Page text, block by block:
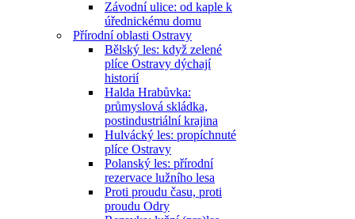
Závodní ulice: od kaple k
úřednickému domu
Přírodní oblasti Ostravy
Bělský les: když zelené
plíce Ostravy dýchají
historií
Halda Hrabůvka:
průmyslová skládka,
postindustriální krajina
Hulvácký les: propíchnuté
plíce Ostravy
Polanský les: přírodní
rezervace lužního lesa
Proti proudu času, proti
proudu Odry